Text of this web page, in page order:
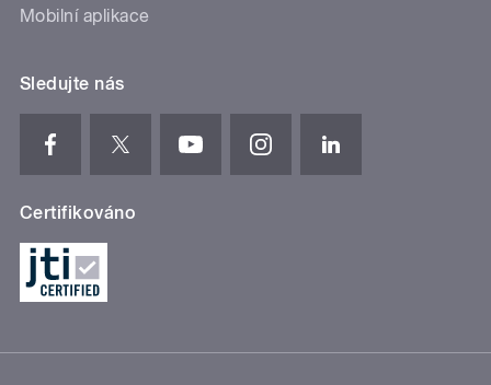
Mobilní aplikace
Sledujte nás
Certifikováno